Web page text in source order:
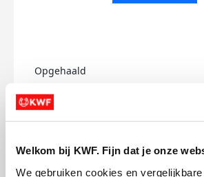
Welkom bij KWF. Fijn dat je onze
We gebruiken cookies en
Opgehaald
Oliver's